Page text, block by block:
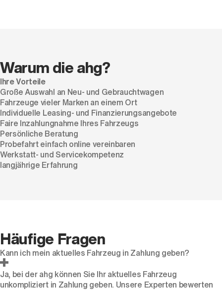
Warum die ahg?
Ihre Vorteile
Große Auswahl an Neu- und Gebrauchtwagen
Fahrzeuge vieler Marken an einem Ort
Individuelle Leasing- und Finanzierungsangebote
Faire Inzahlungnahme Ihres Fahrzeugs
Persönliche Beratung
Probefahrt einfach online vereinbaren
Werkstatt- und Servicekompetenz
langjährige Erfahrung
Häufige Fragen
Kann ich mein aktuelles Fahrzeug in Zahlung geben?
Ja, bei der ahg können Sie Ihr aktuelles Fahrzeug
unkompliziert in Zahlung geben. Unsere Experten bewerten